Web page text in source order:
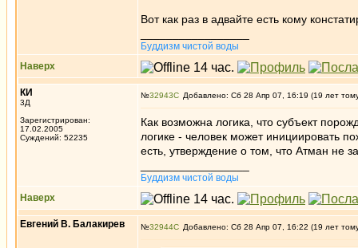
Вот как раз в адвайте есть кому
Буддизм чистой воды
Наверх
КИ
3Д
Зарегистрирован:
17.02.2005
Суждений: 52235
№32943 Добавлено: Сб 28 Апр 07, 16:19 (19 лет
Как возможна логика, что субъект
логике - человек может инициировать
есть, утверждение о том, что Атман не
Буддизм чистой воды
Наверх
Евгений В. Балакирев №32944 Добавлено: Сб 28 Апр 07, 16:22 (19 лет